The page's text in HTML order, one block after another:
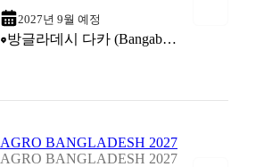
2027년 9월 예정
방글라데시 다카 (Bangabandhu International Conference Centre (BICC))
AGRO BANGLADESH 2027
AGRO BANGLADESH 2027